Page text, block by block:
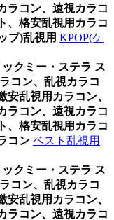
ラコン、遠視カラコ
、格安乱視用カラコ
プ)乱視用 KPOP(ケ
ックミー・ステラ ス
コン、乱視カラコ
安乱視用カラコン、
ラコン、遠視カラコ
、格安乱視用カラコ
コン ベスト乱視用
ックミー・ステラ ス
コン、乱視カラコ
安乱視用カラコン、
ラコン、遠視カラコ